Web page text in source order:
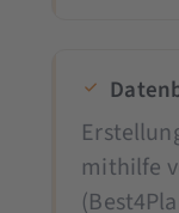
mithilfe